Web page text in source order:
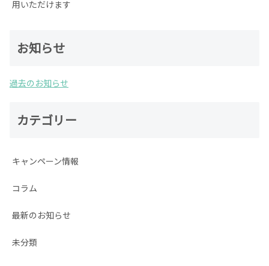
用いただけます
お知らせ
過去のお知らせ
カテゴリー
キャンペーン情報
コラム
最新のお知らせ
未分類